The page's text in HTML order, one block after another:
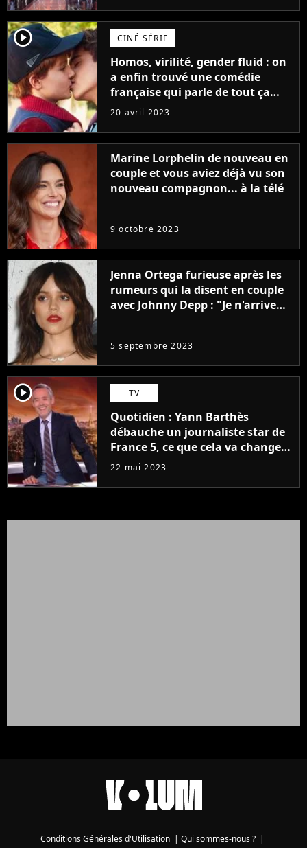
player2 CINÉ SÉRIE
Homos, virilité, gender fluid : on
a enfin trouvé une comédie
française qui parle de tout ça
sans être super ringarde
20 avril 2023
Marine Lorphelin de nouveau en
couple et vous aviez déjà vu son
nouveau compagnon... à la télé
9 octobre 2023
Jenna Ortega furieuse après les
rumeurs qui la disent en couple
avec Johnny Depp : "Je n'arrive
5 septembre 2023
player2 TV
Quotidien : Yann Barthès
débauche un journaliste star de
France 5, ce que cela va changer
à la rentrée
22 mai 2023
Conditions Générales d'Utilisation Qui sommes-nous ?